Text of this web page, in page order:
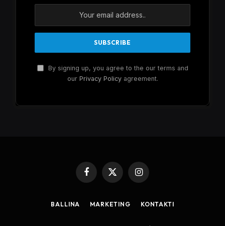
By signing up, you agree to the our terms and
our Privacy Policyagreement.
Facebook
X
(Twitter)
Instagram
BALLINA MARKETING KONTAKTI